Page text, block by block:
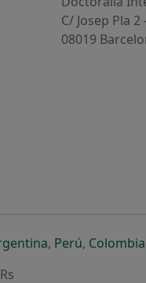
C/ Josep Pla
08019
separador
num novo separador
abre num novo
, Perúabre num
, Colombia